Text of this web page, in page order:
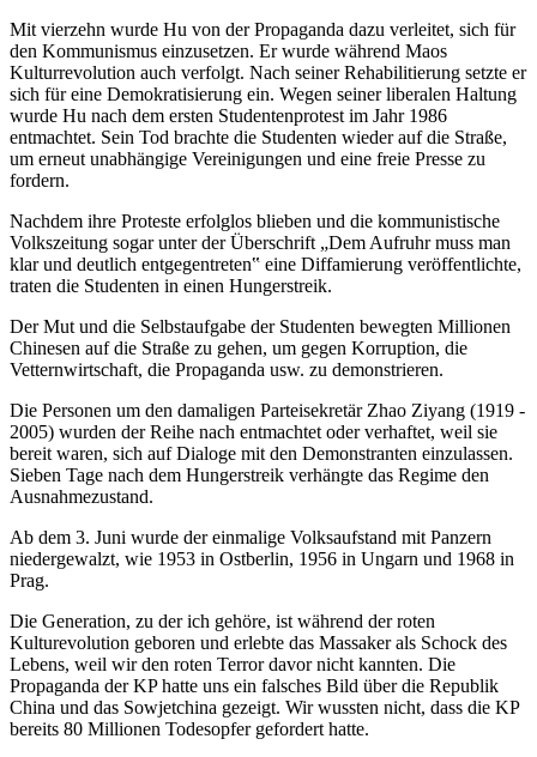
Mit vierzehn wurde Hu von der Propaganda dazu verleitet, sich für
den Kommunismus einzusetzen. Er wurde während Maos
Kulturrevolution auch verfolgt. Nach seiner Rehabilitierung setzte er
sich für eine Demokratisierung ein. Wegen seiner liberalen Haltung
wurde Hu nach dem ersten Studentenprotest im Jahr 1986
entmachtet. Sein Tod brachte die Studenten wieder auf die Straße,
um erneut unabhängige Vereinigungen und eine freie Presse zu
fordern.
Nachdem ihre Proteste erfolglos blieben und die kommunistische
Volkszeitung sogar unter der Überschrift „Dem Aufruhr muss man
klar und deutlich entgegentreten‟ eine Diffamierung veröffentlichte,
traten die Studenten in einen Hungerstreik.
Der Mut und die Selbstaufgabe der Studenten bewegten Millionen
Chinesen auf die Straße zu gehen, um gegen Korruption, die
Vetternwirtschaft, die Propaganda usw. zu demonstrieren.
Die Personen um den damaligen Parteisekretär Zhao Ziyang (1919 -
2005) wurden der Reihe nach entmachtet oder verhaftet, weil sie
bereit waren, sich auf Dialoge mit den Demonstranten einzulassen.
Sieben Tage nach dem Hungerstreik verhängte das Regime den
Ausnahmezustand.
Ab dem 3. Juni wurde der einmalige Volksaufstand mit Panzern
niedergewalzt, wie 1953 in Ostberlin, 1956 in Ungarn und 1968 in
Prag.
Die Generation, zu der ich gehöre, ist während der roten
Kulturevolution geboren und erlebte das Massaker als Schock des
Lebens, weil wir den roten Terror davor nicht kannten. Die
Propaganda der KP hatte uns ein falsches Bild über die Republik
China und das Sowjetchina gezeigt. Wir wussten nicht, dass die KP
bereits 80 Millionen Todesopfer gefordert hatte.